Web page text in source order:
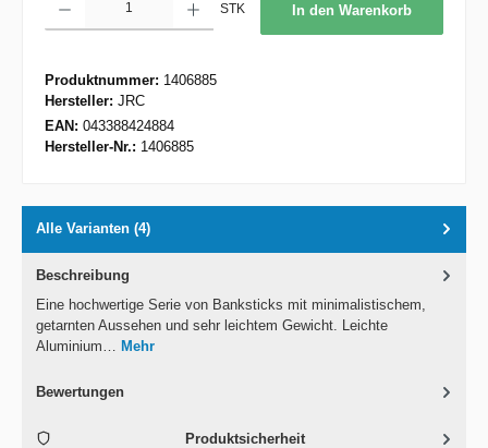
STK In den Warenkorb
Produktnummer: 1406885
Hersteller: JRC
EAN: 043388424884
Hersteller-Nr.: 1406885
Alle Varianten (4)
Beschreibung
Eine hochwertige Serie von Banksticks mit minimalistischem,
getarnten Aussehen und sehr leichtem Gewicht. Leichte
Aluminium… Mehr
Bewertungen
Produktsicherheit